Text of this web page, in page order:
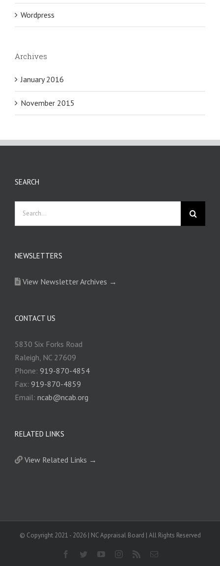
Wordpress
Archives
January 2016
November 2015
SEARCH
NEWSLETTERS
View Newsletter Archives →
CONTACT US
5830 Six Forks Road
Raleigh, NC 27609
Phone: 919-870-4854
Fax: 919-870-4859
Email: ncab@ncab.org
RELATED LINKS
View Related Links →
© Copyright 2021 - 2026 | NC Appraisal Board | All Rights Reserved
Facebook
TwitterYouTubeInstagram
Rss Email